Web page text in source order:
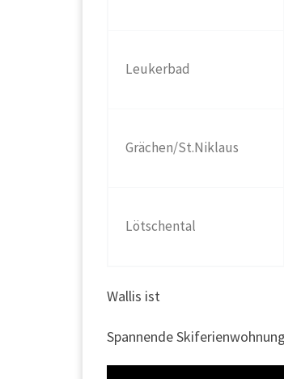
Leukerbad
Grächen/St.Niklaus
Lötschental
Wallis ist
Spannende